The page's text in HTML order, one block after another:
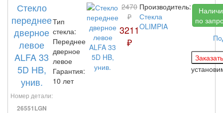
Стекло
переднее
дверное
левое
ALFA 33
5D HB,
унив.
Номер детали:
26551LGN
Тип
стекла:
Переднее
дверное
левое
Гарантия:
10 лет
2470
₽
3211
₽
Производитель:
Стекла
OLIMPIA
по